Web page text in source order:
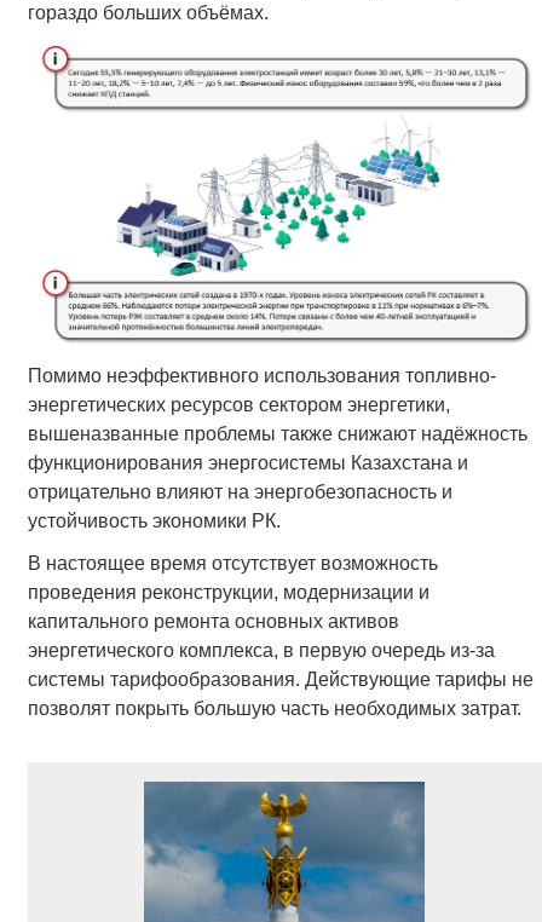
гораздо больших объёмах.
Помимо неэффективного использования топливно-
энергетических ресурсов сектором энергетики,
вышеназванные проблемы также снижают надёжность
функционирования энергосистемы Казахстана и
отрицательно влияют на энергобезопасность и
устойчивость экономики РК.
В настоящее время отсутствует возможность
проведения реконструкции, модернизации и
капитального ремонта основных активов
энергетического комплекса, в первую очередь из-за
системы тарифообразования. Действующие тарифы не
позволят покрыть большую часть необходимых затрат.